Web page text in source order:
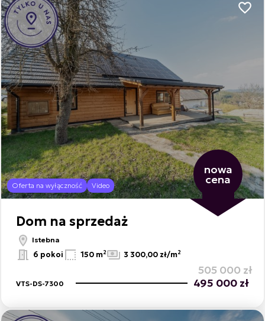
Oferta na wyłączność Video
nowa
cena
Dom na sprzedaż
Istebna
6 pokoi 150 m2 3 300,00 zł/m2
505 000 zł
VTS-DS-7300 495 000 zł